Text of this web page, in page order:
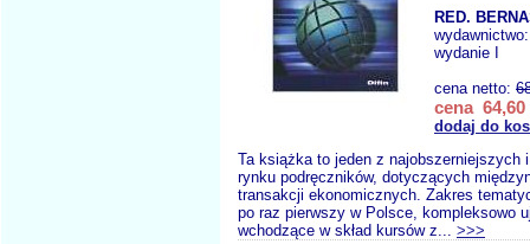
RED.
wydanie I
cena netto:
cena 64,60
dodaj do
Ta książka to jeden z najobszerniejszych
rynku podręczników, dotyczących
transakcji ekonomicznych. Zakres
po raz pierwszy w Polsce, kompleksowo
wchodzące w skład kursów z... >>>